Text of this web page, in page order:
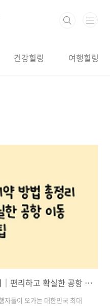
건강힐링 여행힐링
인천공항 택시 예약 방법 총정리｜편리하고 확실한 공항 이동 꿀팁
자들이 오가는 대한민국 최대